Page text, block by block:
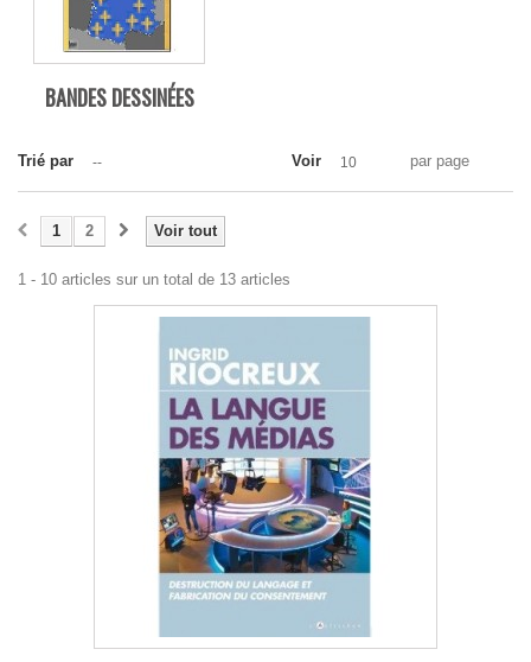
BANDES DESSINÉES
Trié par -- Voir 10 par page
Voir tout
1 2
1 - 10 articles sur un total de 13 articles